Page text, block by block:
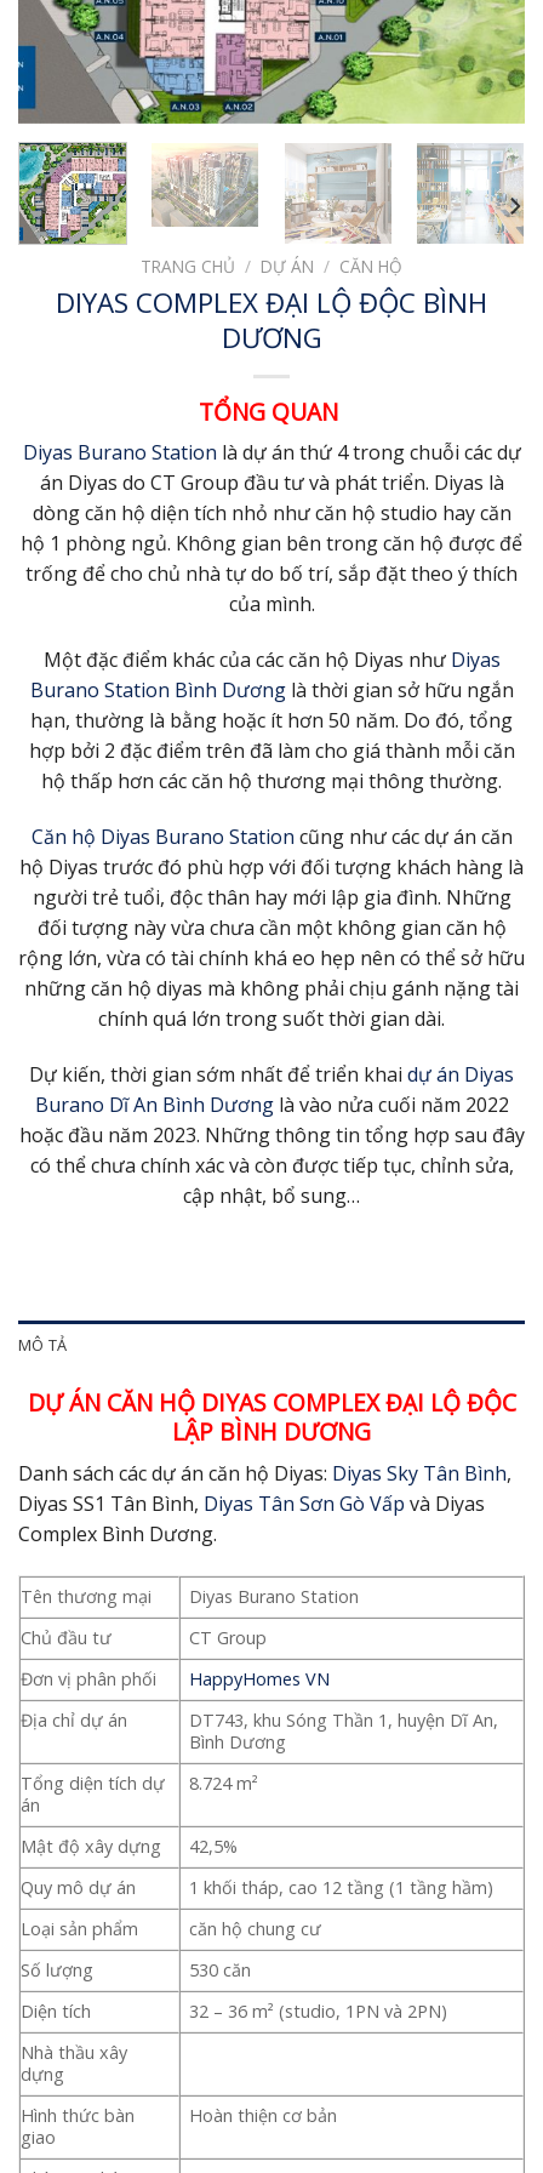
TRANG CHỦ / DỰ ÁN / CĂN HỘ
DIYAS COMPLEX ĐẠI LỘ ĐỘC BÌNH
DƯƠNG
TỔNG QUAN
Diyas Burano Station là dự án thứ 4 trong chuỗi các dự
án Diyas do CT Group đầu tư và phát triển. Diyas là
dòng căn hộ diện tích nhỏ như căn hộ studio hay căn
hộ 1 phòng ngủ. Không gian bên trong căn hộ được để
trống để cho chủ nhà tự do bố trí, sắp đặt theo ý thích
của mình.
Một đặc điểm khác của các căn hộ Diyas như Diyas
Burano Station Bình Dươnglà thời gian sở hữu ngắn
hạn, thường là bằng hoặc ít hơn 50 năm. Do đó, tổng
hợp bởi 2 đặc điểm trên đã làm cho giá thành mỗi căn
hộ thấp hơn các căn hộ thương mại thông thường.
Căn hộ Diyas Burano Station cũng như các dự án căn
hộ Diyas trước đó phù hợp với đối tượng khách hàng là
người trẻ tuổi, độc thân hay mới lập gia đình. Những
đối tượng này vừa chưa cần một không gian căn hộ
rộng lớn, vừa có tài chính khá eo hẹp nên có thể sở hữu
những căn hộ diyas mà không phải chịu gánh nặng tài
chính quá lớn trong suốt thời gian dài.
Dự kiến, thời gian sớm nhất để triển khai dự án Diyas
Burano Dĩ An Bình Dươnglà vào nửa cuối năm 2022
hoặc đầu năm 2023. Những thông tin tổng hợp sau đây
có thể chưa chính xác và còn được tiếp tục, chỉnh sửa,
cập nhật, bổ sung…
MÔ TẢ
DỰ ÁN CĂN HỘ DIYAS COMPLEX ĐẠI LỘ ĐỘC
LẬP BÌNH DƯƠNG
Danh sách các dự án căn hộ Diyas: Diyas Sky Tân Bình,
Diyas SS1 Tân Bình, Diyas Tân Sơn Gò Vấp và Diyas
Complex Bình Dương.
Tên thương mại
Diyas Burano Station
Chủ đầu tư
CT Group
Đơn vị phân phối
HappyHomes VN
Địa chỉ dự án
DT743, khu Sóng Thần 1, huyện Dĩ An,
Bình Dương
Tổng diện tích dự
án
8.724 m²
Mật độ xây dựng
42,5%
Quy mô dự án
1 khối tháp, cao 12 tầng (1 tầng hầm)
Loại sản phẩm
căn hộ chung cư
Số lượng
530 căn
Diện tích
32 – 36 m² (studio, 1PN và 2PN)
Nhà thầu xây
dựng
Hình thức bàn
giao
Hoàn thiện cơ bản